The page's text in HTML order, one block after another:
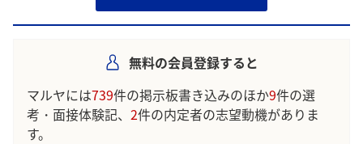
無料の会員登録すると
マルヤには739件の掲示板書き込みのほか9件の選
考・面接体験記、 2件の内定者の志望動機がありま
す。